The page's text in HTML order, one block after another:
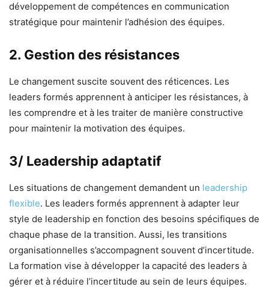
développement de compétences en communication
stratégique pour maintenir l’adhésion des équipes.
2. Gestion des résistances
Le changement suscite souvent des réticences. Les
leaders formés apprennent à anticiper les résistances, à
les comprendre et à les traiter de manière constructive
pour maintenir la motivation des équipes.
3/ Leadership adaptatif
Les situations de changement demandent un leadership
flexible. Les leaders formés apprennent à adapter leur
style de leadership en fonction des besoins spécifiques de
chaque phase de la transition. Aussi, les transitions
organisationnelles s’accompagnent souvent d’incertitude.
La formation vise à développer la capacité des leaders à
gérer et à réduire l’incertitude au sein de leurs équipes.